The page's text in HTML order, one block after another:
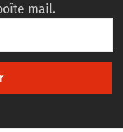
mail.